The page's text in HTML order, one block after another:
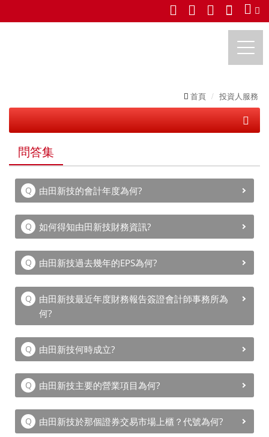
首頁 投資人服務
財務資訊
股東專區
問答集
股務類
財務類
聯絡人
問答集
由田新技的會計年度為何?
如何得知由田新技財務資訊?
由田新技過去幾年的EPS為何?
由田新技最近年度財務報告簽證會計師事務所為
何?
由田新技何時成立?
由田新技主要的營業項目為何?
由田新技於那個證券交易市場上櫃？代號為何?